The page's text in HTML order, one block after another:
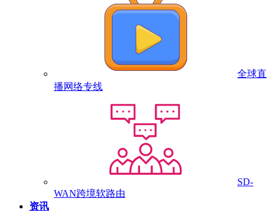
全球直
播网络专线
SD-
WAN跨境软路由
资讯